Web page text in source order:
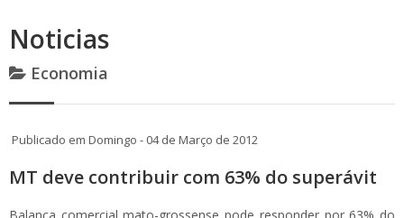
Noticias
Economia
Publicado em Domingo - 04 de Março de 2012
MT deve contribuir com 63% do superávit